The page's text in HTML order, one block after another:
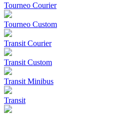
Tourneo Courier
Tourneo Custom
Transit Courier
Transit Custom
Transit Minibus
Transit